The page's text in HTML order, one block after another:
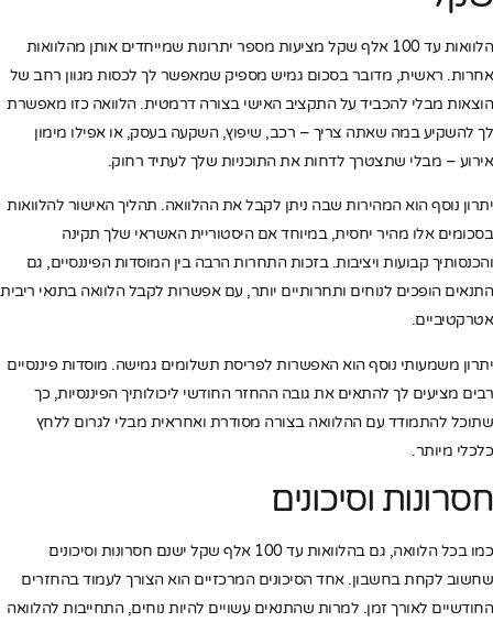
הלוואות עד 100 אלף שקל מציעות מספר יתרונות שמייחדים אותן מהלוואות
אחרות. ראשית, מדובר בסכום גמיש מספיק שמאפשר לך לכסות מגוון רחב של
הוצאות מבלי להכביד על התקציב האישי בצורה דרמטית. הלוואה כזו מאפשרת
לך להשקיע במה שאתה צריך – רכב, שיפוץ, השקעה בעסק, או אפילו מימון
אירוע – מבלי שתצטרך לדחות את התוכניות שלך לעתיד רחוק.
יתרון נוסף הוא המהירות שבה ניתן לקבל את ההלוואה. תהליך האישור להלוואות
בסכומים אלו מהיר יחסית, במיוחד אם היסטוריית האשראי שלך תקינה
והכנסותיך קבועות ויציבות. בזכות התחרות הרבה בין המוסדות הפיננסיים, גם
התנאים הופכים לנוחים ותחרותיים יותר, עם אפשרות לקבל הלוואה בתנאי ריבית
אטרקטיביים.
יתרון משמעותי נוסף הוא האפשרות לפריסת תשלומים גמישה. מוסדות פיננסיים
רבים מציעים לך להתאים את גובה ההחזר החודשי ליכולותיך הפיננסיות, כך
שתוכל להתמודד עם ההלוואה בצורה מסודרת ואחראית מבלי לגרום ללחץ
כלכלי מיותר.
חסרונות וסיכונים
כמו בכל הלוואה, גם בהלוואות עד 100 אלף שקל ישנם חסרונות וסיכונים
שחשוב לקחת בחשבון. אחד הסיכונים המרכזיים הוא הצורך לעמוד בהחזרים
החודשיים לאורך זמן. למרות שהתנאים עשויים להיות נוחים, התחייבות להלוואה